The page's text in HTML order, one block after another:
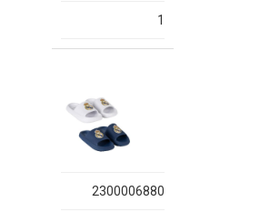
1
2300006880